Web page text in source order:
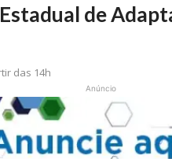
de
das 14h
Anúncio